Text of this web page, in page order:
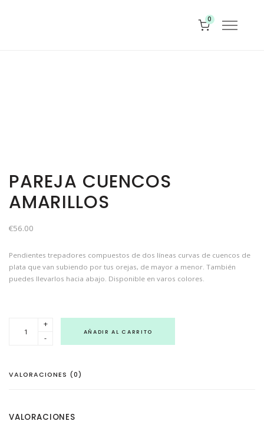
0
PAREJA CUENCOS
AMARILLOS
€56.00
Pendientes trepadores compuestos de dos líneas curvas de cuencos de
plata que van subiendo por tus orejas, de mayor a menor. También
puedes llevarlos hacia abajo. Disponible en varos colores.
c
u
o
s
+
-
AÑADIR AL CARRITO
VALORACIONES (0)
VALORACIONES